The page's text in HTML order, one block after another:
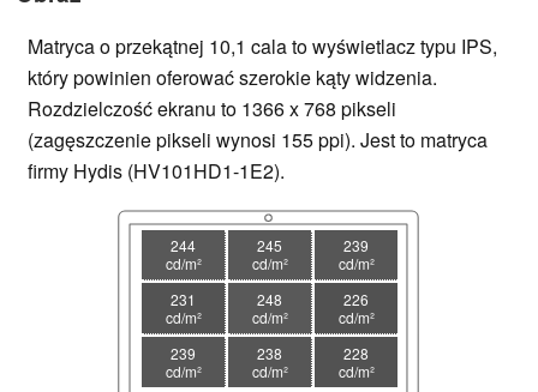
Matryca o przekątnej 10,1 cala to wyświetlacz typu IPS,
który powinien oferować szerokie kąty widzenia.
Rozdzielczość ekranu to 1366 x 768 pikseli
(zagęszczenie pikseli wynosi 155 ppi). Jest to matryca
firmy Hydis (HV101HD1-1E2).
244
cd/m²
245
cd/m²
239
cd/m²
231
cd/m²
248
cd/m²
226
cd/m²
239
cd/m²
238
cd/m²
228
cd/m²